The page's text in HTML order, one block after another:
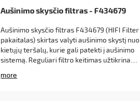
Aušinimo skysčio filtras - F434679
Aušinimo skysčio filtras F434679 (HIFI Filter
pakaitalas) skirtas valyti aušinimo skystį nuo
kietųjų teršalų, kurie gali patekti į aušinimo
sistemą. Reguliari filtro keitimas užtikrina
mašinos našumą ir ilgaamžiškumą.